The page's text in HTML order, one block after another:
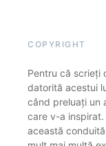
COPYRIGHT
Pentru că scrieți
datorită acestui
când preluați un
care v-a inspirat.
această